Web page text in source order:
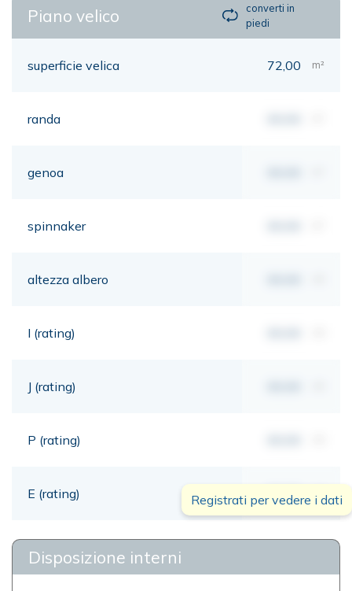
Piano velico
converti in
piedi
superficie velica 72,00 m²
randa
genoa
spinnaker
altezza albero
I (rating)
J (rating)
P (rating)
E (rating) 00,00 mt
Registrati per vedere i dati
Disposizione interni